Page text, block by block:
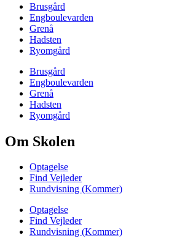
Brusgård
Engboulevarden
Grenå
Hadsten
Ryomgård
Brusgård
Engboulevarden
Grenå
Hadsten
Ryomgård
Om Skolen
Optagelse
Find Vejleder
Rundvisning (Kommer)
Optagelse
Find Vejleder
Rundvisning (Kommer)